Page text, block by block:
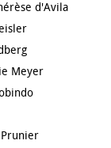
d'Avila
Meyer
Prunier